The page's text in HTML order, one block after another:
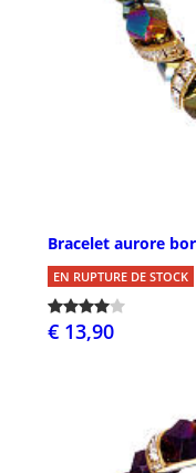
Bracelet aurore
EN RUPTURE DE STOCK
€ 13,90